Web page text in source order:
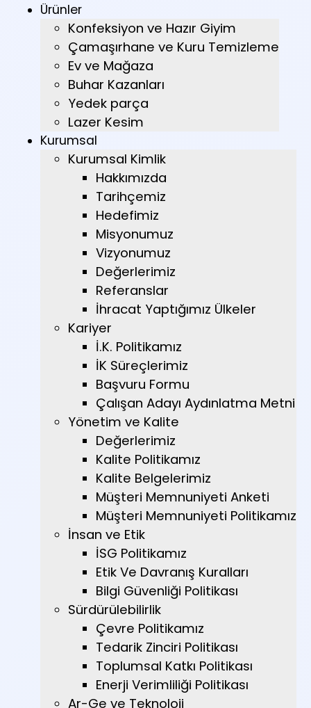
Ürünler
Konfeksiyon ve Hazır Giyim
Çamaşırhane ve Kuru Temizleme
Ev ve Mağaza
Buhar Kazanları
Yedek parça
Lazer Kesim
Kurumsal
Kurumsal Kimlik
Hakkımızda
Tarihçemiz
Hedefimiz
Misyonumuz
Vizyonumuz
Değerlerimiz
Referanslar
İhracat Yaptığımız Ülkeler
Kariyer
İ.K. Politikamız
İK Süreçlerimiz
Başvuru Formu
Çalışan Adayı Aydınlatma Metni
Yönetim ve Kalite
Değerlerimiz
Kalite Politikamız
Kalite Belgelerimiz
Müşteri Memnuniyeti Anketi
Müşteri Memnuniyeti Politikamız
İnsan ve Etik
İSG Politikamız
Etik Ve Davranış Kuralları
Bilgi Güvenliği Politikası
Sürdürülebilirlik
Çevre Politikamız
Tedarik Zinciri Politikası
Toplumsal Katkı Politikası
Enerji Verimliliği Politikası
Ar-Ge ve Teknoloji